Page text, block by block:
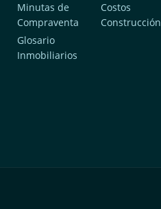
Minutas de
Compraventa
Costos
Construcción
Glosario
Inmobiliarios